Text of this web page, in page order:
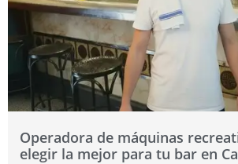
Operadora de máquinas
elegir la mejor para tu bar en